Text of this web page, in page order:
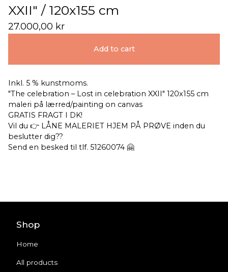
XXII" / 120x155 cm
27.000,00 kr
Add to cart
Inkl. 5 % kunstmoms.
"The celebration – Lost in celebration XXII" 120x155 cm
maleri på lærred/painting on canvas
GRATIS FRAGT I DK!
Vil du 👉 LÅNE MALERIET HJEM PÅ PRØVE inden du
beslutter dig??
Send en besked til tlf. 51260074 🤗
Shop
Home
All products